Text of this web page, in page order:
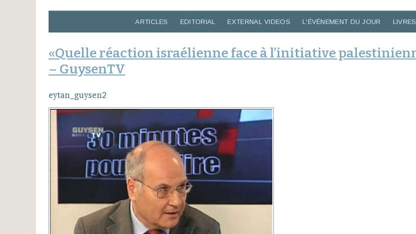
ARTICLES EDITORIAL EXTERNAL VIDEOS L'ÉVÉNEMENT DU JOUR
«Quelle réaction israélienne face à l’initiative
– GuysenTV
eytan_guysen2